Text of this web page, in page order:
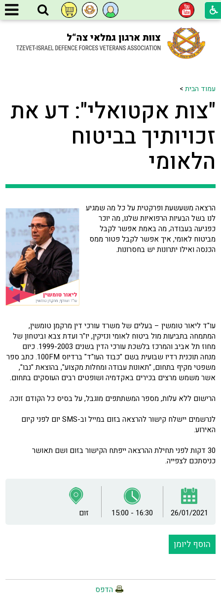
עמוד הבית>
"צות אקטואלי": דע את
זכויותיך בביטוח
הלאומי
הרצאה משעשעת ופרקטית על כל מה שמגיע
לנו בשל הבעיות הרפואיות שלנו, מה יוכר
כפגיעה בעבודה, מה באמת אפשר לקבל
מביטוח לאומי, איך אפשר לקבל פטור ממס
הכנסה ואילו יתרונות יש בחסרונות.
עו"ד ליאור טומשין – בעלים של משרד עורכי דין מרקמן טומשין,
המתמחה בתביעות מול ביטוח לאומי ונזיקין, יו"ר ועדת צבא וביטחון של
מחוז תל אביב והמרכז בלשכת עורכי הדין בשנים 1999-2003. כיום
מנחה תוכנית רדיו שבועית בשם "כבוד העו"ד" ברדיוס 100FM. כתב ספר
משפטי מקיף בתחום, "תאונות עבודה ומחלות מקצוע", בהוצאת "נבו",
אשר משמש מרצים בכירים באקדמיה ושופטים רבים העוסקים בתחום.
הרישום ללא עלות, מספר המשתתפים מוגבל, על בסיס כל הקודם זוכה.
לנרשמים יישלח קישור להרצאה בזום במייל וב-SMS יום לפני קיום
האירוע.
30 דקות לפני תחילת ההרצאה ייפתח הקישור בזום ושם תאושר
כניסתכם לצפייה.
26/01/2021
15:00 - 16:30 זום
הוסף ליומן
הדפס